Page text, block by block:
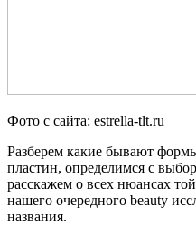
Фото с сайта: estrella-tlt.ru
Разберем какие бывают
пластин, определимся с
расскажем о всех нюансах
нашего очередного beauty
названия.